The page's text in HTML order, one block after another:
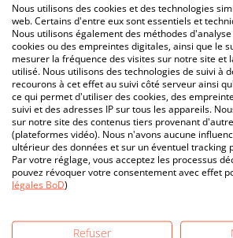
Nous utilisons des cookies et des technologies
web. Certains d'entre eux sont essentiels et
Nous utilisons également des méthodes
cookies ou des empreintes digitales, ainsi que le
mesurer la fréquence des visites sur notre site et
utilisé. Nous utilisons des technologies de suivi à
recourons à cet effet au suivi côté serveur ainsi
ce qui permet d'utiliser des cookies, des
suivi et des adresses IP sur tous les appareils.
sur notre site des contenus tiers provenant
(plateformes vidéo). Nous n'avons aucune
ultérieur des données et sur un éventuel tracking
Par votre réglage, vous acceptez les processus
pouvez révoquer votre consentement avec effet
légales BoD)
Refuser